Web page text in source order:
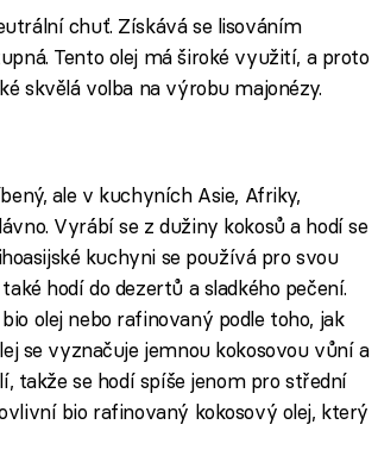
chuť. Získává se lisováním
Tento olej má široké využití, a proto
skvělá volba na výrobu majonézy.
ale v kuchyních Asie, Afriky,
Vyrábí se z dužiny kokosů a hodí se
kuchyni se používá pro svou
hodí do dezertů a sladkého pečení.
olej nebo rafinovaný podle toho, jak
se vyznačuje jemnou kokosovou vůní a
takže se hodí spíše jenom pro střední
bio rafinovaný kokosový olej, který